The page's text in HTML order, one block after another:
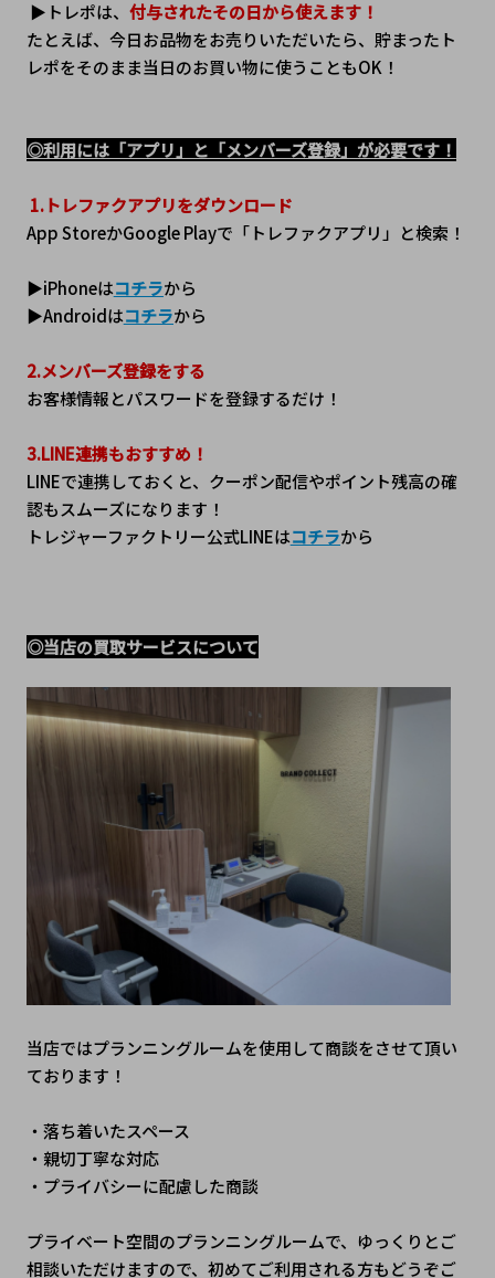
▶トレポは、 付与されたその日から使えます！
たとえば、今日お品物をお売りいただいたら、貯まったト
レポをそのまま当日のお買い物に使うこともOK！
◎利用には「アプリ」と「メンバーズ登録」が必要です！
1.トレファクアプリをダウンロード
App StoreかGoogle Playで「トレファクアプリ」と検索！
▶iPhoneはコチラから
▶Androidはコチラから
2.メンバーズ登録をする
お客様情報とパスワードを登録するだけ！
3.LINE連携もおすすめ！
LINEで連携しておくと、クーポン配信やポイント残高の確
認もスムーズになります！
トレジャーファクトリー公式LINEはコチラから
◎当店の買取サービスについて
当店ではプランニングルームを使用して商談をさせて頂い
ております！
・落ち着いたスペース
・親切丁寧な対応
・プライバシーに配慮した商談
プライベート空間のプランニングルームで、ゆっくりとご
相談いただけますので、初めてご利用される方もどうぞご